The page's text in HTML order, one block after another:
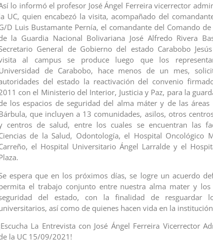
lo informó el profesor José Ángel Ferreira vicerrector
UC, quien encabezó la visita, acompañado del
D Luis Bustamante Pernía, el comandante del Comando de
la Guardia Nacional Bolivariana José Alfredo Rivera
General de Gobierno del estado Carabobo
al campus se produce luego que los
de Carabobo, hace menos de un mes,
del estado la reactivación del convenio
con el Ministerio del Interior, Justicia y Paz, para la
los espacios de seguridad del alma máter y de las áreas
que incluyen a 13 comunidades, asilos, otros
centros de salud, entre los cuales se encuentran las
de la Salud, Odontología, el Hospital Oncológico
el Hospital Universitario Ángel Larralde y el
espera que en los próximos días, se logre un acuerdo
el trabajo conjunto entre nuestra alma mater y los
del estado, con la finalidad de resguardar
así como de quienes hacen vida en la
La Entrevista con José Ángel Ferreira Vicerrector
la UC 15/09/2021!